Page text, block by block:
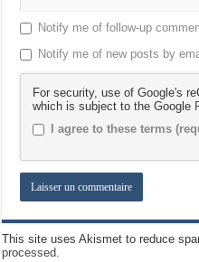
Notify me of follow-up
Notify me of new posts by
For security, use of Google's
which is subject to the Google
I agree to these terms
This site uses Akismet to reduce
processed.